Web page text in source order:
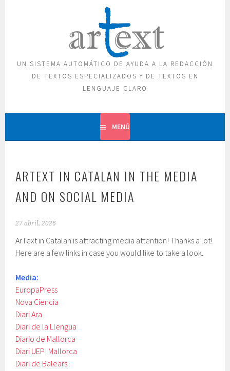
UN SISTEMA AUTOMÁTICO DE AYUDA A LA REDACCIÓN
DE TEXTOS ESPECIALIZADOS Y DE TEXTOS EN
LENGUAJE CLARO
MENÚ
ARTEXT IN CATALAN IN THE MEDIA
AND ON SOCIAL MEDIA
27 abril, 2026
ArText in Catalan is attracting media attention! Thanks a lot!
Here are a few links in case you would like to take a look.
Media:
EuropaPress
Nova Ciencia
Diari Ara
Diari de la Llengua
Diario de Mallorca
Diari UEP! Mallorca
Diari de Balears